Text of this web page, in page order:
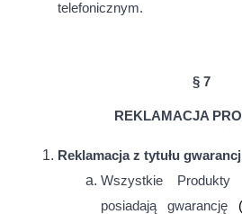
telefonicznym.
§ 7
REKLAMACJA
Reklamacja z tytułu
Wszystkie
posiadają gwarancję